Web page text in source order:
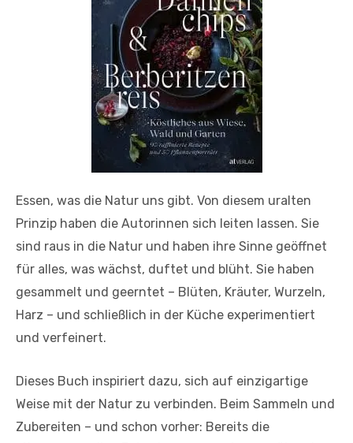
Essen, was die Natur uns gibt. Von diesem uralten
Prinzip haben die Autorinnen sich leiten lassen. Sie
sind raus in die Natur und haben ihre Sinne geöffnet
für alles, was wächst, duftet und blüht. Sie haben
gesammelt und geerntet – Blüten, Kräuter, Wurzeln,
Harz – und schließlich in der Küche experimentiert
und verfeinert.
Dieses Buch inspiriert dazu, sich auf einzigartige
Weise mit der Natur zu verbinden. Beim Sammeln und
Zubereiten – und schon vorher: Bereits die